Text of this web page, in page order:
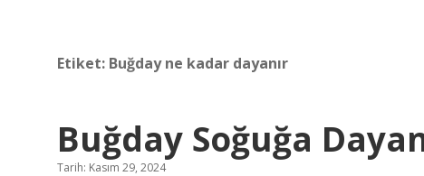
Etiket: Buğday ne kadar dayanır
Buğday Soğuğa
Tarih: Kasım 29, 2024